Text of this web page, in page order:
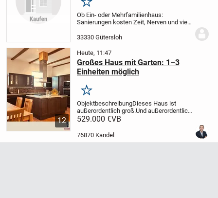
Merken
Ob Ein- oder Mehrfamilienhaus:
Sanierungen kosten Zeit, Nerven und viel
Umbau sparen?Wir kaufen Ihre
renovierungsbedürftige Immobilie direkt
ab – unkompliziert...
33330 Gütersloh
12
Heute, 11:47
Großes Haus mit Garten: 1–3
Einheiten möglich
Merken
ObjektbeschreibungDieses Haus ist
außerordentlich groß.Und außerordentlich
schön.8 Zimmer, 3 Bäder.
oder ergänzend 1-2 Einheiten darin
529.000 €VB
76870 Kandel